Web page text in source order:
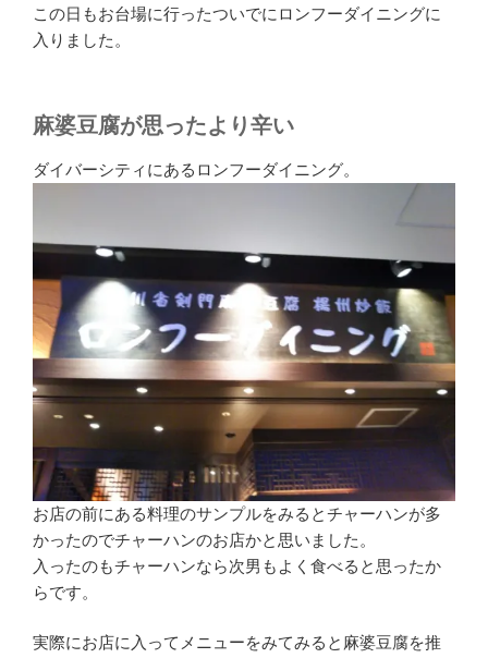
この日もお台場に行ったついでにロンフーダイニングに
入りました。
麻婆豆腐が思ったより辛い
ダイバーシティにあるロンフーダイニング。
お店の前にある料理のサンプルをみるとチャーハンが多
かったのでチャーハンのお店かと思いました。
入ったのもチャーハンなら次男もよく食べると思ったか
らです。
実際にお店に入ってメニューをみてみると麻婆豆腐を推